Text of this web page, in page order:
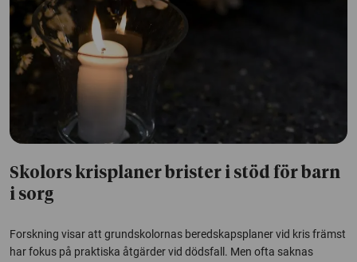
Skolors krisplaner brister i stöd för barn
i sorg
Forskning visar att grundskolornas beredskapsplaner vid kris främst
har fokus på praktiska åtgärder vid dödsfall. Men ofta saknas